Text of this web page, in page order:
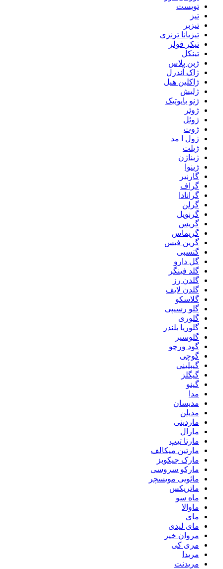
تویست
تیز
تیزبر
تیزیانا ترنزی
تیکر فولر
تینکل
ژبن پلاس
ژاک آندرل
ژاکلین هیل
ژلیش
ژنو بایوتیک
ژوئر
ژوئل
ژوت
ژول ا مد
ژیلت
ژیناژن
ژینوا
گارنیر
گراف
گرانادا
گرلن
گرنویل
گریس
گریماس
گرین فیس
گتسبی
گل دارو
گلد فینگر
گلدن رز
گلدن لایف
گلاسکو
گلو رسیپی
گلوری
گلوریا بلندر
گلوسیر
گود ورچو
گوچی
گیبلینی
گیگلز
گینو
مدا
مدیسان
مدیلن
ماردینی
مارال
مارتا تیپ
مارتین میکالف
مارک جیکوبز
مارکو سروسی
مائویی مویسچر
ماتریکس
ماه سو
ماوالا
مای
مای لیدی
مروان خیر
مری کی
مریدا
مریدنت